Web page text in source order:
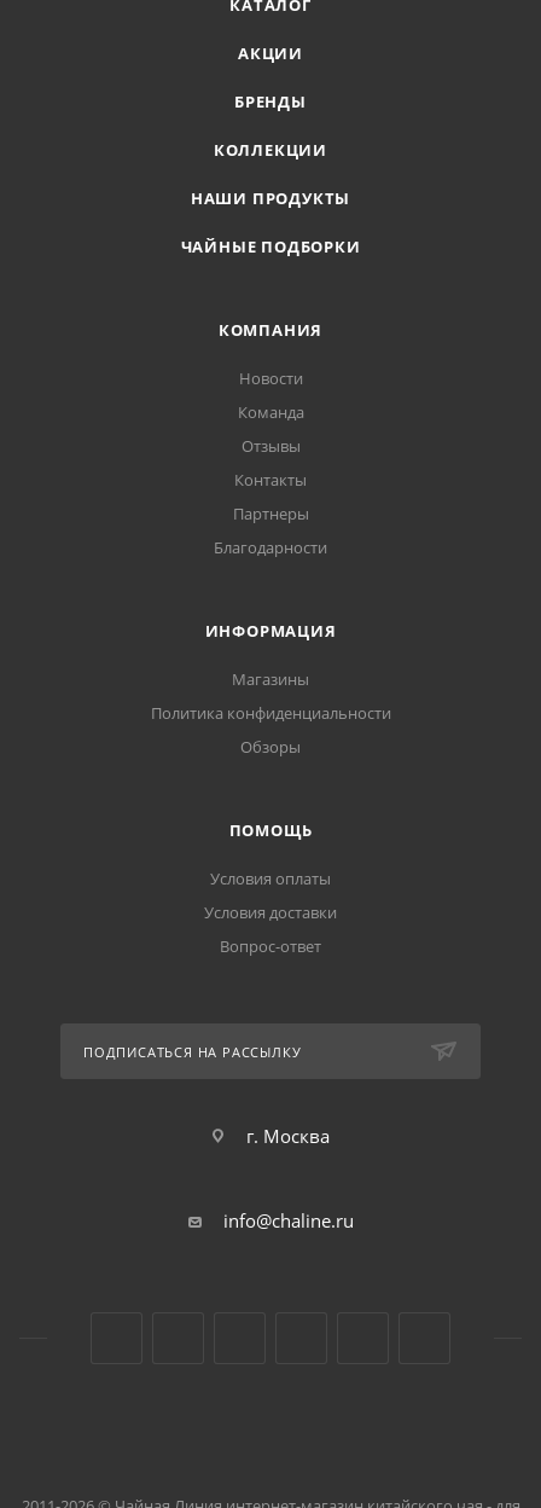
КАТАЛОГ
АКЦИИ
БРЕНДЫ
КОЛЛЕКЦИИ
НАШИ ПРОДУКТЫ
ЧАЙНЫЕ ПОДБОРКИ
КОМПАНИЯ
Новости
Команда
Отзывы
Контакты
Партнеры
Благодарности
ИНФОРМАЦИЯ
Магазины
Политика конфиденциальности
Обзоры
ПОМОЩЬ
Условия оплаты
Условия доставки
Вопрос-ответ
ПОДПИСАТЬСЯ НА РАССЫЛКУ
г. Москва
info@chaline.ru